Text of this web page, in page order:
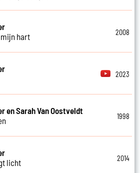
hart
2008
2023
en Sarah Van Oostveldt
1998
licht
2014